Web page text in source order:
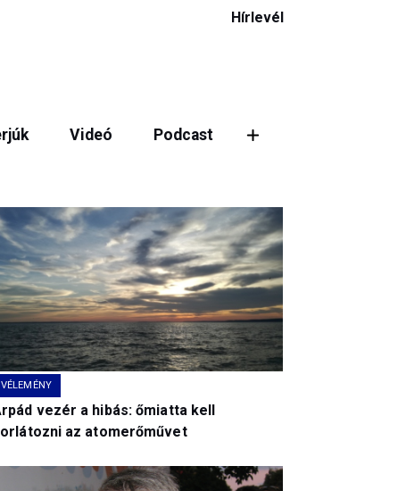
Hírlevél
Videó Podcast
VÉLEMÉNY
vezér a hibás: őmiatta kell
az atomerőművet